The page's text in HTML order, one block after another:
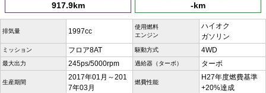
917.9km -km
排気量 1997cc
使用燃料
エンジン
ハイオク
ガソリン
ミッション フロア8AT 駆動方式 4WD
最大出力 245ps/5000rpm 過給器（ターボ） ターボ
生産期間
2017年01月～201
7年03月
燃費性能
H27年度燃費基準
+20%達成